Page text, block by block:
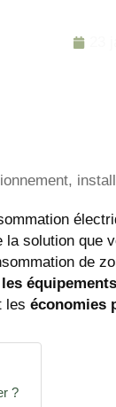
la solution que
de
les économies
?